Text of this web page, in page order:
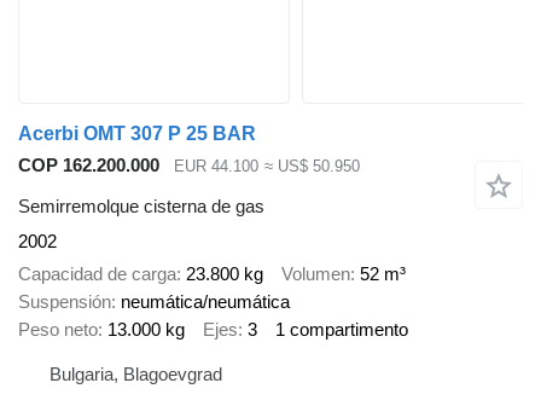
Acerbi OMT 307 P 25 BAR
COP 162.200.000
EUR 44.100 ≈ US$ 50.950
Semirremolque cisterna de gas
2002
Capacidad de carga 23.800 kg Volumen 52 m³
Suspensión neumática/neumática
Peso neto 13.000 kg Ejes 3 1 compartimento
Bulgaria, Blagoevgrad